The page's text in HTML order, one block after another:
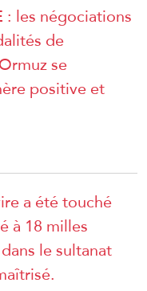
: les négociations
de
se
positive et
a été touché
à 18 milles
le sultanat